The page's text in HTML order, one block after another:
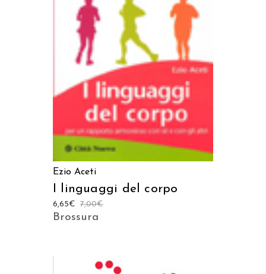
AGGIUNGI AL CARRELLO
Ezio Aceti
I linguaggi del corpo
7,00€
6,65€
Brossura